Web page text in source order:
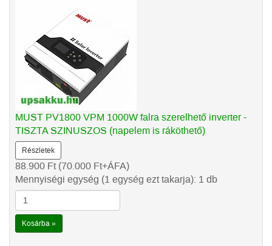
MUST PV1800 VPM 1000W falra szerelhető inverter -
TISZTA SZINUSZOS (napelem is ráköthető)
Részletek
88.900 Ft(70.000 Ft+ÁFA)
Mennyiségi egység (1 egység ezt takarja): 1 db
Kosárba »